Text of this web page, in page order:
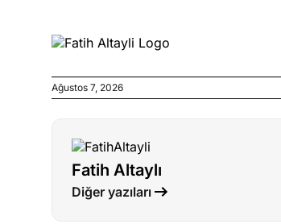
Ağustos 7, 2026
Fatih Altaylı
Diğer yazıları